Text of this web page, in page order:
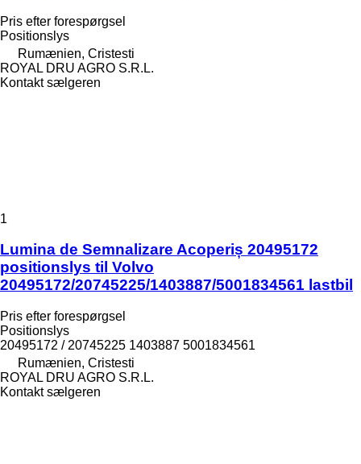
Pris efter forespørgsel
Positionslys
Rumænien, Cristesti
ROYAL DRU AGRO S.R.L.
Kontakt sælgeren
1
Lumina de Semnalizare Acoperiș 20495172
positionslys til Volvo
20495172/20745225/1403887/5001834561 lastbil
Pris efter forespørgsel
Positionslys
20495172 / 20745225 1403887 5001834561
Rumænien, Cristesti
ROYAL DRU AGRO S.R.L.
Kontakt sælgeren